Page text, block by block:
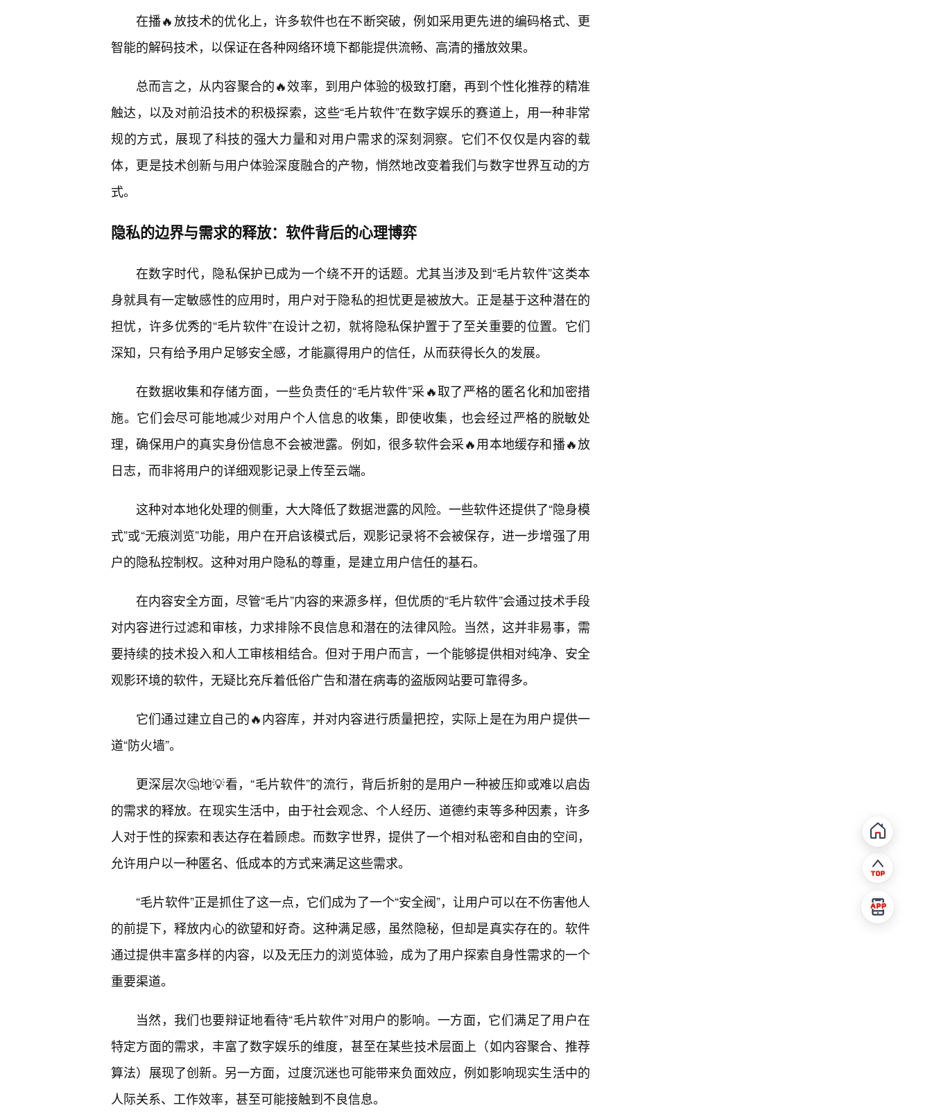
在播🔥放技术的优化上，许多软件也在不断突破，例如采用更先进的编码格式、更
智能的解码技术，以保证在各种网络环境下都能提供流畅、高清的播放效果。
总而言之，从内容聚合的🔥效率，到用户体验的极致打磨，再到个性化推荐的精准
触达，以及对前沿技术的积极探索，这些“毛片软件”在数字娱乐的赛道上，用一种非常
规的方式，展现了科技的强大力量和对用户需求的深刻洞察。它们不仅仅是内容的载
体，更是技术创新与用户体验深度融合的产物，悄然地改变着我们与数字世界互动的方
式。
隐私的边界与需求的释放：软件背后的心理博弈
在数字时代，隐私保护已成为一个绕不开的话题。尤其当涉及到“毛片软件”这类本
身就具有一定敏感性的应用时，用户对于隐私的担忧更是被放大。正是基于这种潜在的
担忧，许多优秀的“毛片软件”在设计之初，就将隐私保护置于了至关重要的位置。它们
深知，只有给予用户足够安全感，才能赢得用户的信任，从而获得长久的发展。
在数据收集和存储方面，一些负责任的“毛片软件”采🔥取了严格的匿名化和加密措
施。它们会尽可能地减少对用户个人信息的收集，即使收集，也会经过严格的脱敏处
理，确保用户的真实身份信息不会被泄露。例如，很多软件会采🔥用本地缓存和播🔥放
日志，而非将用户的详细观影记录上传至云端。
这种对本地化处理的侧重，大大降低了数据泄露的风险。一些软件还提供了“隐身模
式”或“无痕浏览”功能，用户在开启该模式后，观影记录将不会被保存，进一步增强了用
户的隐私控制权。这种对用户隐私的尊重，是建立用户信任的基石。
在内容安全方面，尽管“毛片”内容的来源多样，但优质的“毛片软件”会通过技术手段
对内容进行过滤和审核，力求排除不良信息和潜在的法律风险。当然，这并非易事，需
要持续的技术投入和人工审核相结合。但对于用户而言，一个能够提供相对纯净、安全
观影环境的软件，无疑比充斥着低俗广告和潜在病毒的盗版网站要可靠得多。
它们通过建立自己的🔥内容库，并对内容进行质量把控，实际上是在为用户提供一
道“防火墙”。
更深层次🤔地💡看，“毛片软件”的流行，背后折射的是用户一种被压抑或难以启齿
的需求的释放。在现实生活中，由于社会观念、个人经历、道德约束等多种因素，许多
人对于性的探索和表达存在着顾虑。而数字世界，提供了一个相对私密和自由的空间，
允许用户以一种匿名、低成本的方式来满足这些需求。
“毛片软件”正是抓住了这一点，它们成为了一个“安全阀”，让用户可以在不伤害他人
的前提下，释放内心的欲望和好奇。这种满足感，虽然隐秘，但却是真实存在的。软件
通过提供丰富多样的内容，以及无压力的浏览体验，成为了用户探索自身性需求的一个
重要渠道。
当然，我们也要辩证地看待“毛片软件”对用户的影响。一方面，它们满足了用户在
特定方面的需求，丰富了数字娱乐的维度，甚至在某些技术层面上（如内容聚合、推荐
算法）展现了创新。另一方面，过度沉迷也可能带来负面效应，例如影响现实生活中的
人际关系、工作效率，甚至可能接触到不良信息。